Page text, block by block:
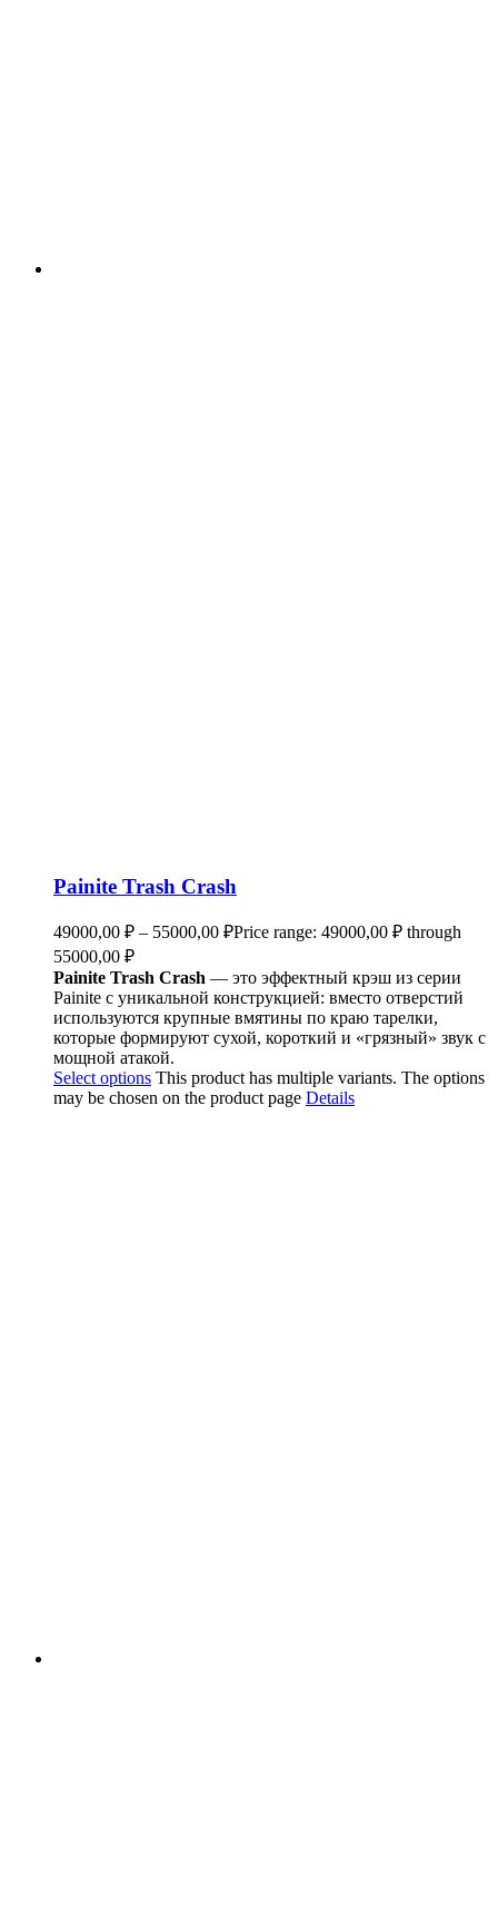
Painite Trash Crash
49000,00 ₽ – 55000,00 ₽Price range: 49000,00 ₽ through
55000,00 ₽
Painite Trash Crash — это эффектный крэш из серии
Painite с уникальной конструкцией: вместо отверстий
используются крупные вмятины по краю тарелки,
которые формируют сухой, короткий и «грязный» звук с
мощной атакой.
Select options This product has multiple variants. The options
may be chosen on the product page Details